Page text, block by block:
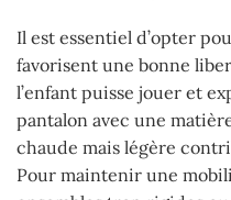
Il est essentiel d’opter
favorisent une bonne
l’enfant puisse jouer et
pantalon avec une
chaude mais légère
Pour maintenir une